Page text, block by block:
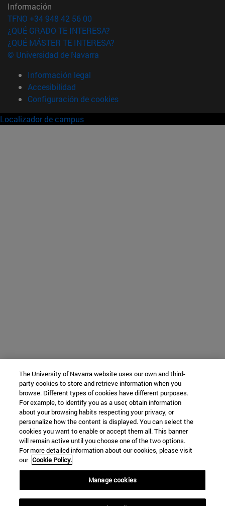
Información
TFNO +34 948 42 56 00
¿QUÉ GRADO TE INTERESA?
¿QUÉ MÁSTER TE INTERESA?
© Universidad de Navarra
Información legal
Accesibilidad
Configuración de cookies
Localizador de campus
The University of Navarra website uses our own and third-
party cookies to store and retrieve information when you
browse. Different types of cookies have different purposes.
For example, to identify you as a user, obtain information
about your browsing habits respecting your privacy, or
personalize how the content is displayed. You can select the
cookies you want to enable or accept them all. This banner
will remain active until you choose one of the two options.
For more detailed information about our cookies, please visit
our Cookie Policy.
Manage cookies